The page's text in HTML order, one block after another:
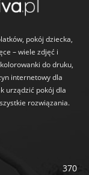
pokój dziecka,
– wiele zdjęć i
do druku,
internetowy dla
urządzić pokój dla
rozwiązania.
370